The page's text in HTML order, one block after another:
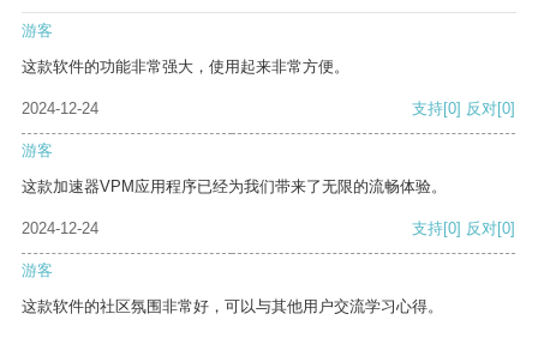
游客
这款软件的功能非常强大，使用起来非常方便。
2024-12-24 支持[0] 反对[0]
游客
这款加速器VPM应用程序已经为我们带来了无限的流畅体验。
2024-12-24 支持[0] 反对[0]
游客
这款软件的社区氛围非常好，可以与其他用户交流学习心得。